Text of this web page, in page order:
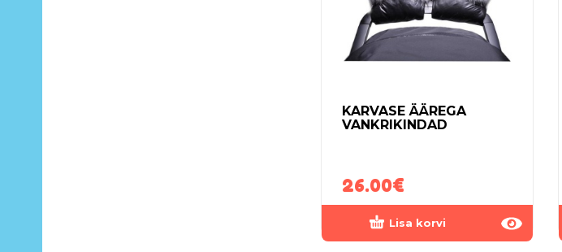
KARVASE ÄÄREGA
VANKRIKINDAD
26.00€
Lisa korvi